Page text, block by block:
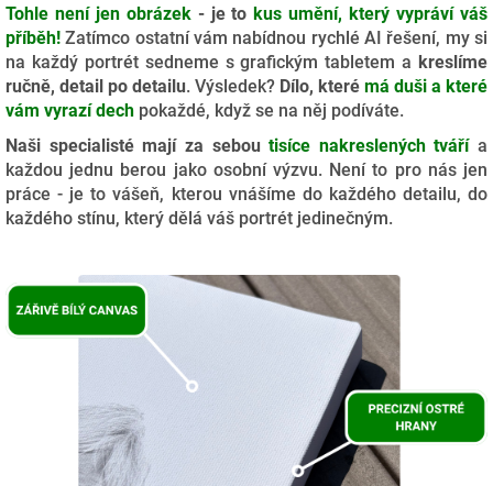
Tohle není jen obrázek- je tokus umění, který vypráví váš
příběh! Zatímco ostatní vám nabídnou rychlé AI řešení, my si
na každý portrét sedneme s grafickým tabletem a kreslíme
ručně, detail po detailu. Výsledek? Dílo, které má duši a které
vám vyrazí dech pokaždé, když se na něj podíváte.
Naši specialisté mají za seboutisíce nakreslených tvářía
každou jednu berou jako osobní výzvu. Není to pro nás jen
práce - je to vášeň, kterou vnášíme do každého detailu, do
každého stínu, který dělá váš portrét jedinečným.